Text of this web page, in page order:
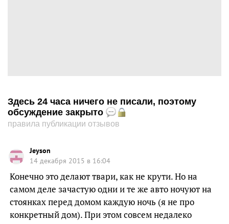
Здесь 24 часа ничего не писали, поэтому
обсуждение закрыто
правила публикации отзывов
Jeyson
14 декабря 2015 в 16:04
Конечно это делают твари, как не крути. Но на
самом деле зачастую одни и те же авто ночуют на
стоянках перед домом каждую ночь (я не про
конкретный дом). При этом совсем недалеко